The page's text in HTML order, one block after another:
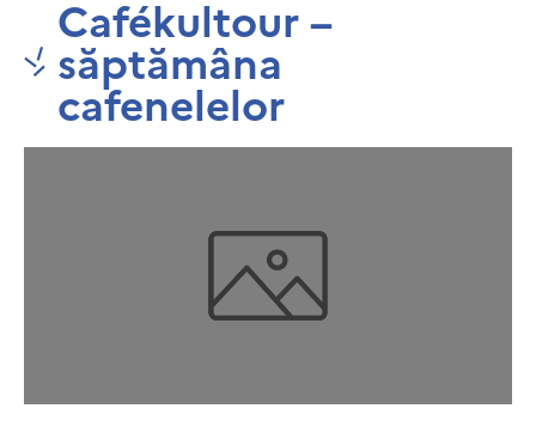
Cafékultour –
săptămâna
cafenelelor